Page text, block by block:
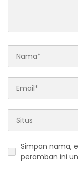
Simpan nama,
peramban ini